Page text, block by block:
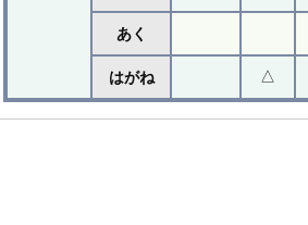
あく
はがね △